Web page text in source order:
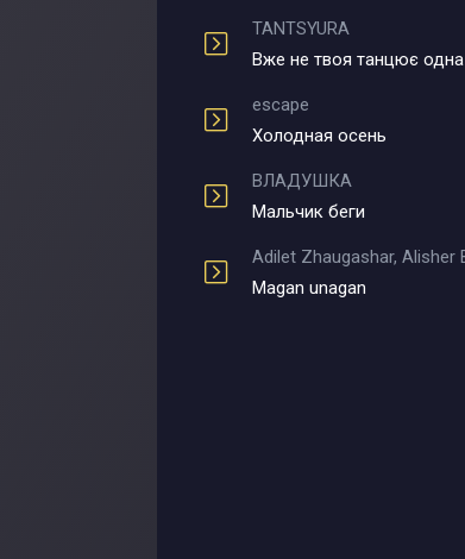
TANTSYURA
Вже не твоя танцює одна
escape
Холодная осень
ВЛАДУШКА
Мальчик беги
Magan unagan